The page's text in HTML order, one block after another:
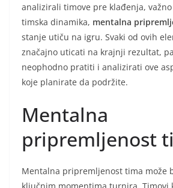
analizirali timove pre klađenja,
timska dinamika, mentalna
stanje utiču na igru. Svaki od ovih
značajno uticati na krajnji rezultat,
neophodno pratiti i analizirati ove
koje planirate da podržite.
Mentalna
pripremljenost
Mentalna pripremljenost tima može
ključnim momentima turnira. Timovi